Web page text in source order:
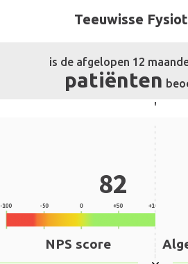
Teeuwisse
is de afgelopen 12
patiënten
'
82
NPS score